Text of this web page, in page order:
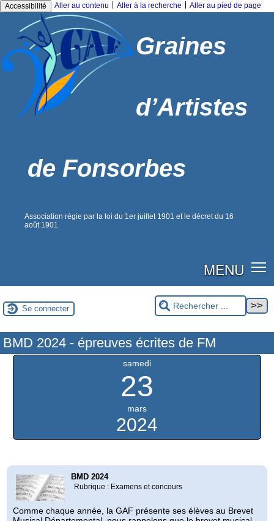
Accessibilité Aller au contenu Aller à la recherche Aller au pied de page
Graines
d’Artistes
de Fonsorbes
Association régie par la loi du 1er juillet 1901 et le décret du 16
août 1901
MENU
Se connecter
BMD 2024 - épreuves écrites de FM
samedi
23
mars
2024
BMD 2024
Rubrique : Examens et concours
Comme chaque année, la GAF présente ses élèves au Brevet